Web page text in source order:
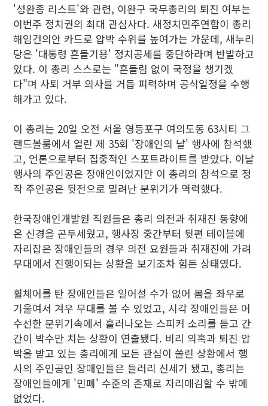
'성완종 리스트'와 관련, 이완구 국무총리의 퇴진 여부는
이번주 정치권의 최대 관심사다. 새정치민주연합이 총리
해임건의안 카드로 압박 수위를 높여가는 가운데, 새누리
당은 '대통령 흔들기용' 정치공세를 중단하라며 반발하고
있다. 이 총리 스스로는 "흔들림 없이 국정을 챙기겠
다"며 사퇴 거부 의사를 거듭 피력하며 공식일정을 수행
해가고 있다.
이 총리는 20일 오전 서울 영등포구 여의도동 63시티 그
랜드볼룸에서 열린 제 35회 '장애인의 날' 행사에 참석했
고, 언론으로부터 집중적인 스포트라이트를 받았다. 이날
행사의 주인공은 장애인이었지만 이 총리의 참석으로 정
작 주인공은 뒷전으로 밀려난 분위기가 역력했다.
한국장애인개발원 직원들은 총리 의전과 취재진 동향에
온 신경을 곤두세웠고, 행사장 중간부터 뒷편 테이블에
자리잡은 장애인들의 경우 의전 요원들과 취재진에 가려
무대에서 진행이되는 상황을 보기조차 힘든 상태였다.
휠체어를 탄 장애인들은 일어설 수가 없어 몸을 좌우로
기울여서 겨우 무대를 볼 수 있었고, 시각 장애인들은 어
수선한 분위기속에서 흘러나오는 스피커 소리를 듣고 간
간이 박수만 치는 상황이 연출됐다. 비리 의혹과 퇴진 압
박을 받고 있는 총리에게 모든 관심이 쏠린 상황에서 행
사의 주인공인 장애인들은 들러리 신세가 됐고, 총리는
장애인들에게 '민폐' 수준의 존재로 자리매김할 수 밖에
없었다.